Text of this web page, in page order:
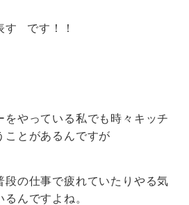
す です！！
をやっている私でも時々キッチ
ことがあるんですが
段の仕事で疲れていたりやる気
んですよね。